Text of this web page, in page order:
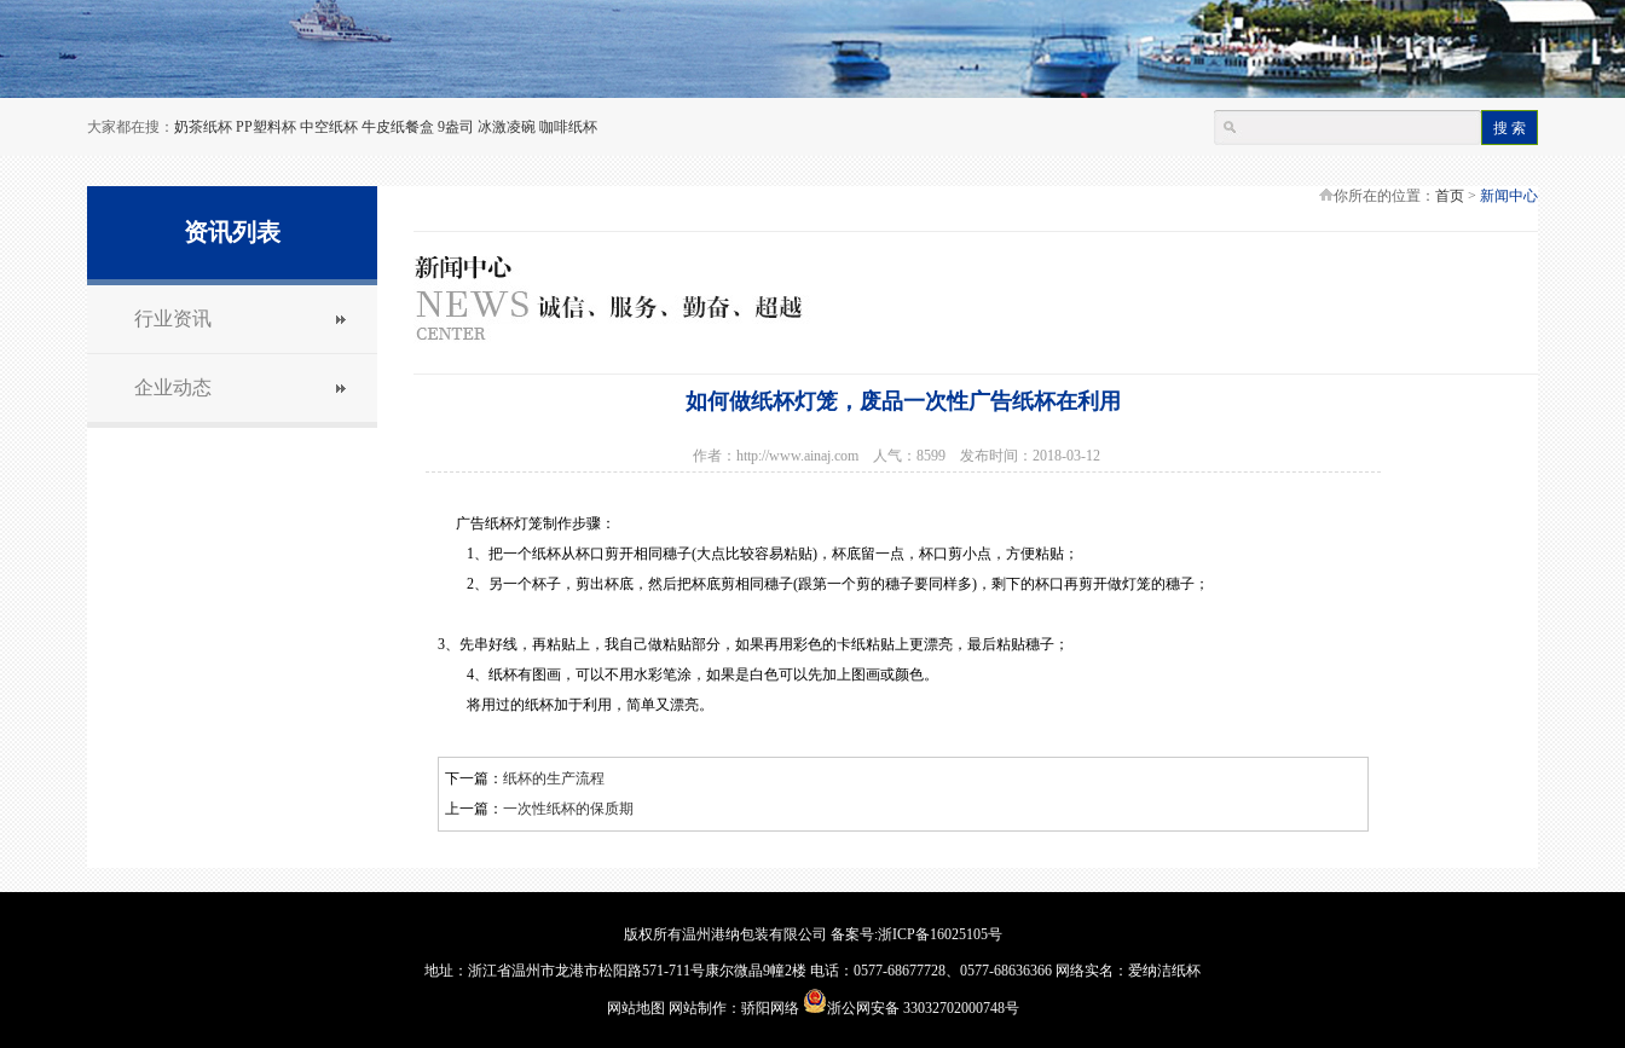
大家都在搜： 奶茶纸杯 PP塑料杯 中空纸杯 牛皮纸餐盒 9盎司 冰激凌碗 咖啡纸杯
资讯列表
行业资讯
企业动态
你所在的位置： 首页 > 新闻中心
如何做纸杯灯笼，废品一次性广告纸杯在利用
作者：http://www.ainaj.com 人气：8599 发布时间：2018-03-12
广告纸杯灯笼制作步骤：
1、把一个纸杯从杯口剪开相同穗子(大点比较容易粘贴)，杯底留一点，杯口剪小点，方便粘贴；
2、另一个杯子，剪出杯底，然后把杯底剪相同穗子(跟第一个剪的穗子要同样多)，剩下的杯口再剪开做灯笼的穗子；
3、先串好线，再粘贴上，我自己做粘贴部分，如果再用彩色的卡纸粘贴上更漂亮，最后粘贴穗子；
4、纸杯有图画，可以不用水彩笔涂，如果是白色可以先加上图画或颜色。
将用过的纸杯加于利用，简单又漂亮。
下一篇： 纸杯的生产流程
上一篇： 一次性纸杯的保质期
版权所有温州港纳包装有限公司 备案号:浙ICP备16025105号
地址：浙江省温州市龙港市松阳路571-711号康尔微晶9幢2楼 电话：0577-68677728、0577-68636366 网络实名：爱纳洁纸杯
网站地图 网站制作： 骄阳网络 浙公网安备 33032702000748号